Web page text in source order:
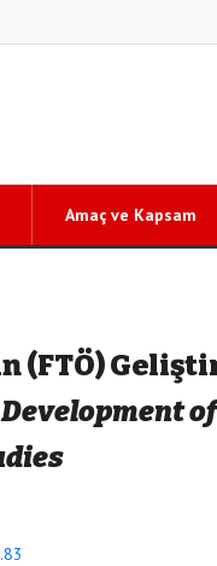
Amaç ve Kapsam
(FTÖ)
Development